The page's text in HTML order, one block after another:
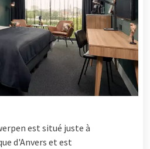
à volonté
. Les chefs sont
à la minute, de délicieuses
viandes. Et ce n'est pas tout ! En
les hôtels proposent aussi Live
déjeuner , où vous pouvez déguster
garnitures fraîches.
un brunch du
der Valk?
est situé juste à
d'Anvers et est